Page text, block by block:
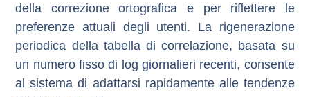
della correzione ortografica e per riflettere le
preferenze attuali degli utenti. La rigenerazione
periodica della tabella di correlazione, basata su
un numero fisso di log giornalieri recenti, consente
al sistema di adattarsi rapidamente alle tendenze